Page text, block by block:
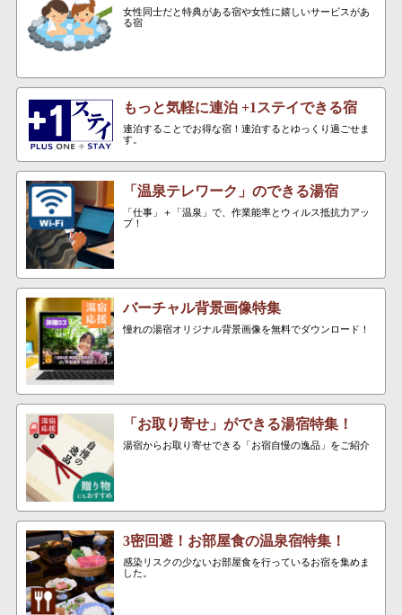
女性同士だと特典がある宿や女性に嬉しいサービスがあ
る宿
もっと気軽に連泊 +1ステイできる宿
連泊することでお得な宿！連泊するとゆっくり過ごせま
す。
「温泉テレワーク」のできる湯宿
「仕事」＋「温泉」で、作業能率とウィルス抵抗力アッ
プ！
バーチャル背景画像特集
憧れの湯宿オリジナル背景画像を無料でダウンロード！
「お取り寄せ」ができる湯宿特集！
湯宿からお取り寄せできる「お宿自慢の逸品」をご紹介
3密回避！お部屋食の温泉宿特集！
感染リスクの少ないお部屋食を行っているお宿を集めま
した。